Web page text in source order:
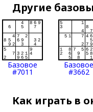
Другие
Базовое
#7011
Базовое
#3662
Как играть в